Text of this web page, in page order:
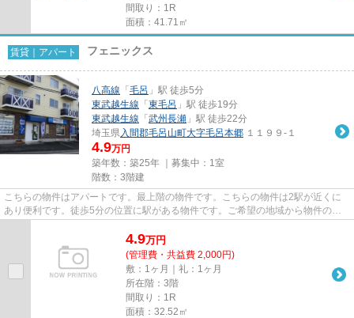
間取り：1R
面積：41.71㎡
賃貸｜アパート フェニックス
八高線 「 毛呂 」駅 徒歩5分
東武越生線 「 東毛呂 」駅 徒歩19分
東武越生線 「 武州長瀬 」駅 徒歩22分
埼玉県入間郡毛呂山町大字毛呂本郷 １１９９-１
4.9万円
築年数：築25年 ｜募集中： 1室
階数：3階建
こちらの物件はアパートです。最上階の物件です。こちらの物件は2駅が近くに
あり便利です。徒歩5分の位置に駅がある物件です。ご希望の地域から物件の情
4.9万円
(管理費・共益費 2,000円)
敷：1ヶ月｜礼：1ヶ月
所在階：3階
間取り：1R
面積：32.52㎡